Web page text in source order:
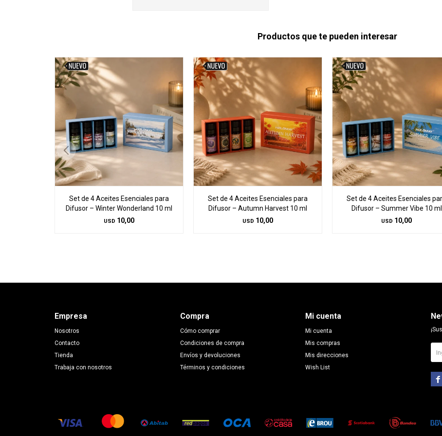
Productos que te pueden interesar
Set de 4 Aceites Esenciales para
Difusor – Winter Wonderland 10 ml
USD 10,00
Set de 4 Aceites Esenciales para
Difusor – Autumn Harvest 10 ml
USD 10,00
Set de 4 Aceites Esenciales
Difusor – Summer Vibe 10 ml
USD 10,00
Empresa
Nosotros
Contacto
Tienda
Trabaja con nosotros
Compra
Cómo comprar
Condiciones de compra
Envíos y devoluciones
Términos y condiciones
Mi cuenta
Mi cuenta
Mis compras
Mis direcciones
Wish List
